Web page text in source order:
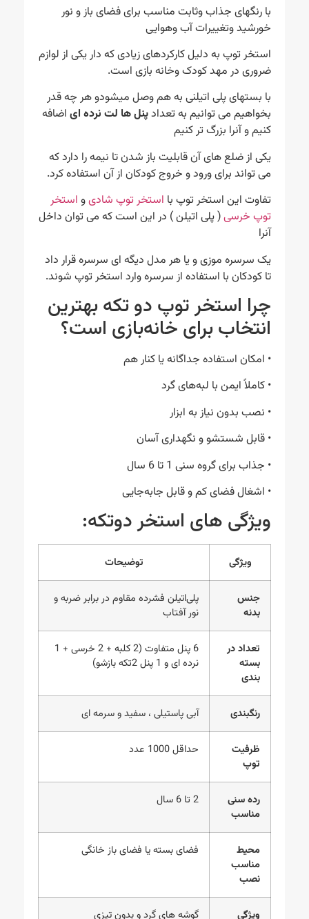
با رنگهای جذاب وثابت مناسب برای فضای باز و نور
خورشید وتغییرات آب وهوایی
استخر توپ به دلیل کارکردهای زیادی که دار یکی از لوازم
ضروری در مهد کودک وخانه بازی است.
با بستهای پلی اتیلنی به هم وصل میشودو هر چه قدر
بخواهیم می توانیم به تعدادپنل ها لت نرده ایاضافه
کنیم و آنرا بزرگ تر کنیم
یکی از ضلع های آن قابلیت باز شدن تا نیمه را دارد که
می تواند برای ورود و خروج کودکان از آن استفاده کرد.
تفاوت این استخر توپ بااستخر توپ شادیو استخر
توپ خرسی( پلی اتیلن ) در این است که می توان داخل
یک سرسره موزی و یا هر مدل دیگه ای سرسره قرار داد
تا کودکان با استفاده از سرسره وارد استخر توپ شوند.
چرا استخر توپ دو تکه بهترین
انتخاب برای خانه‌بازی است؟
• امکان استفاده جداگانه یا کنار هم
• کاملاً ایمن با لبه‌های گرد
• نصب بدون نیاز به ابزار
• قابل شستشو و نگهداری آسان
• جذاب برای گروه سنی 1 تا 6 سال
• اشغال فضای کم و قابل جابه‌جایی
ویژگی های استخر دوتکه:
توضیحات
پلی‌اتیلن فشرده مقاوم در برابر ضربه و
6 پنل متفاوت (2 کلبه + 2 خرسی + 1
نرده ای و 1 پنل 2تکه بازشو)
آبی پاستیلی ، سفید و سرمه ای
حداقل 1000 عدد
2 تا 6 سال
فضای بسته یا فضای باز خانگی
گوشه های گرد و بدون تیزی